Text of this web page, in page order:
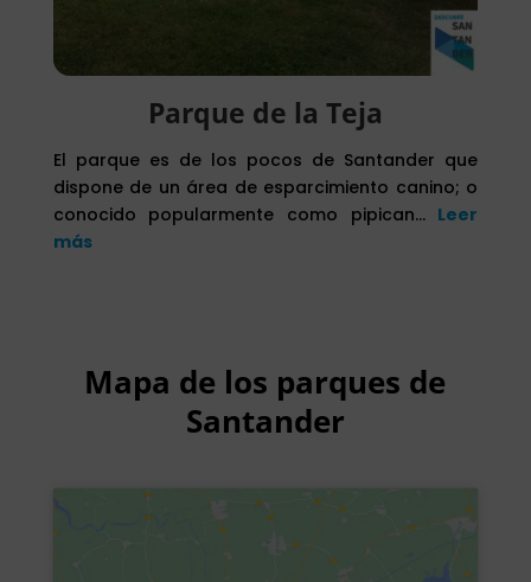
Parque de la Teja
El parque es de los pocos de Santander que
dispone de un área de esparcimiento canino; o
conocido popularmente como pipican… Leer
más
Mapa de los parques de
Santander